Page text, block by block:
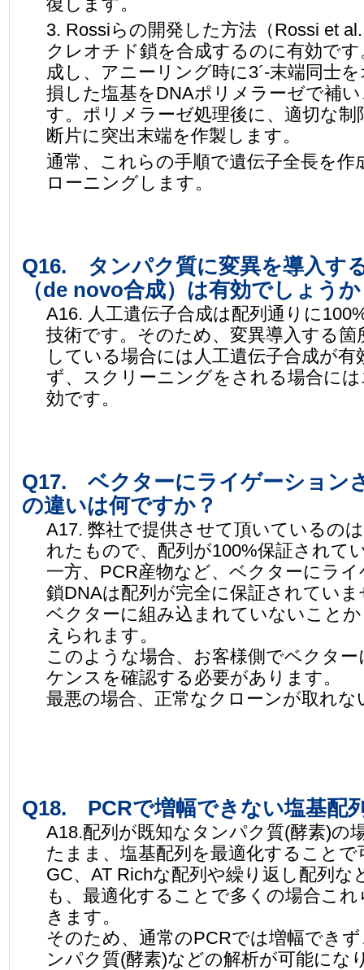
3. Rossiらの開発した方法（Rossi et
クレオチド鎖を合成するのに有効で
成し、アニーリング時に3´-末端同士
損した塩基をDNAポリメラーゼで補
す。ポリメラーゼ処理後に、適切な
断片に突出末端を作製します。
通常、これらの手順で遺伝子全長を
ローニングします。
Q16. タンパク質に変異を導入す
（de novo合成）は有効でしょう
A16. 人工遺伝子合成は配列通りに
技術です。そのため、変異導入する
している場合には人工遺伝子合成が
ず、スクリーニングをされる場合に
効です。
Q17. ベクターにライゲーション
の違いは何ですか？
A17. 弊社で提供させて頂いているの
れたもので、配列が100%保証されて
一方、PCR産物など、ベクターにラ
鎖DNAは配列が完全に保証されてい
ベクターに組み込まれていないこと
えられます。
このような場合、お客様側でベクタ
ケンスを確認する必要があります。
最悪の場合、正常なクローンが取れ
Q18. PCRで増幅できない塩基配
A18.配列が既知なタンパク質(酵素)の
たまま、塩基配列を最適化することで
GC、AT Richな配列や繰り返し配列
も、最適化することで多くの場合こ
きます。
そのため、通常のPCRでは増幅でき
ンパク質(酵素)などの解析が可能にな